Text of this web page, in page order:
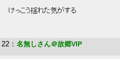
けっこう揺れた気がする
22 ： 名無しさん＠故郷VIP